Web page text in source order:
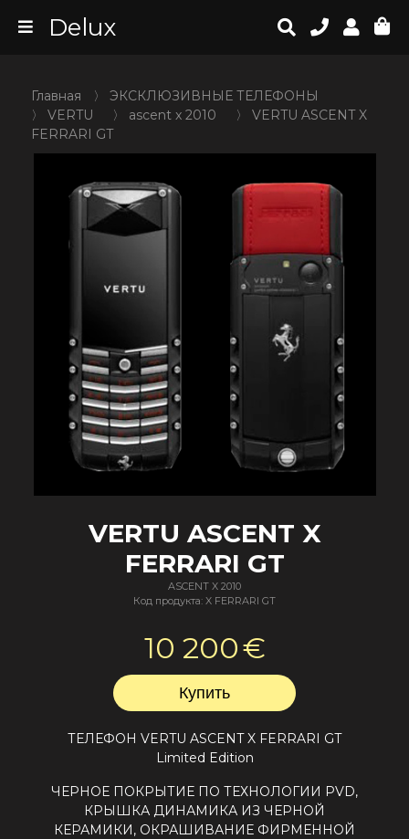
Delux
Главная 〉 ЭКСКЛЮЗИВНЫЕ ТЕЛЕФОНЫ
〉 VERTU 〉 ascent x 2010 〉 VERTU ASCENT X
FERRARI GT
VERTU ASCENT X
FERRARI GT
ASCENT X 2010
Код продукта: X FERRARI GT
10 200€
ТЕЛЕФОН VERTU ASCENT X FERRARI GT
Limited Edition
ЧЕРНОЕ ПОКРЫТИЕ ПО ТЕХНОЛОГИИ PVD,
КРЫШКА ДИНАМИКА ИЗ ЧЕРНОЙ
КЕРАМИКИ, ОКРАШИВАНИЕ ФИРМЕННОЙ